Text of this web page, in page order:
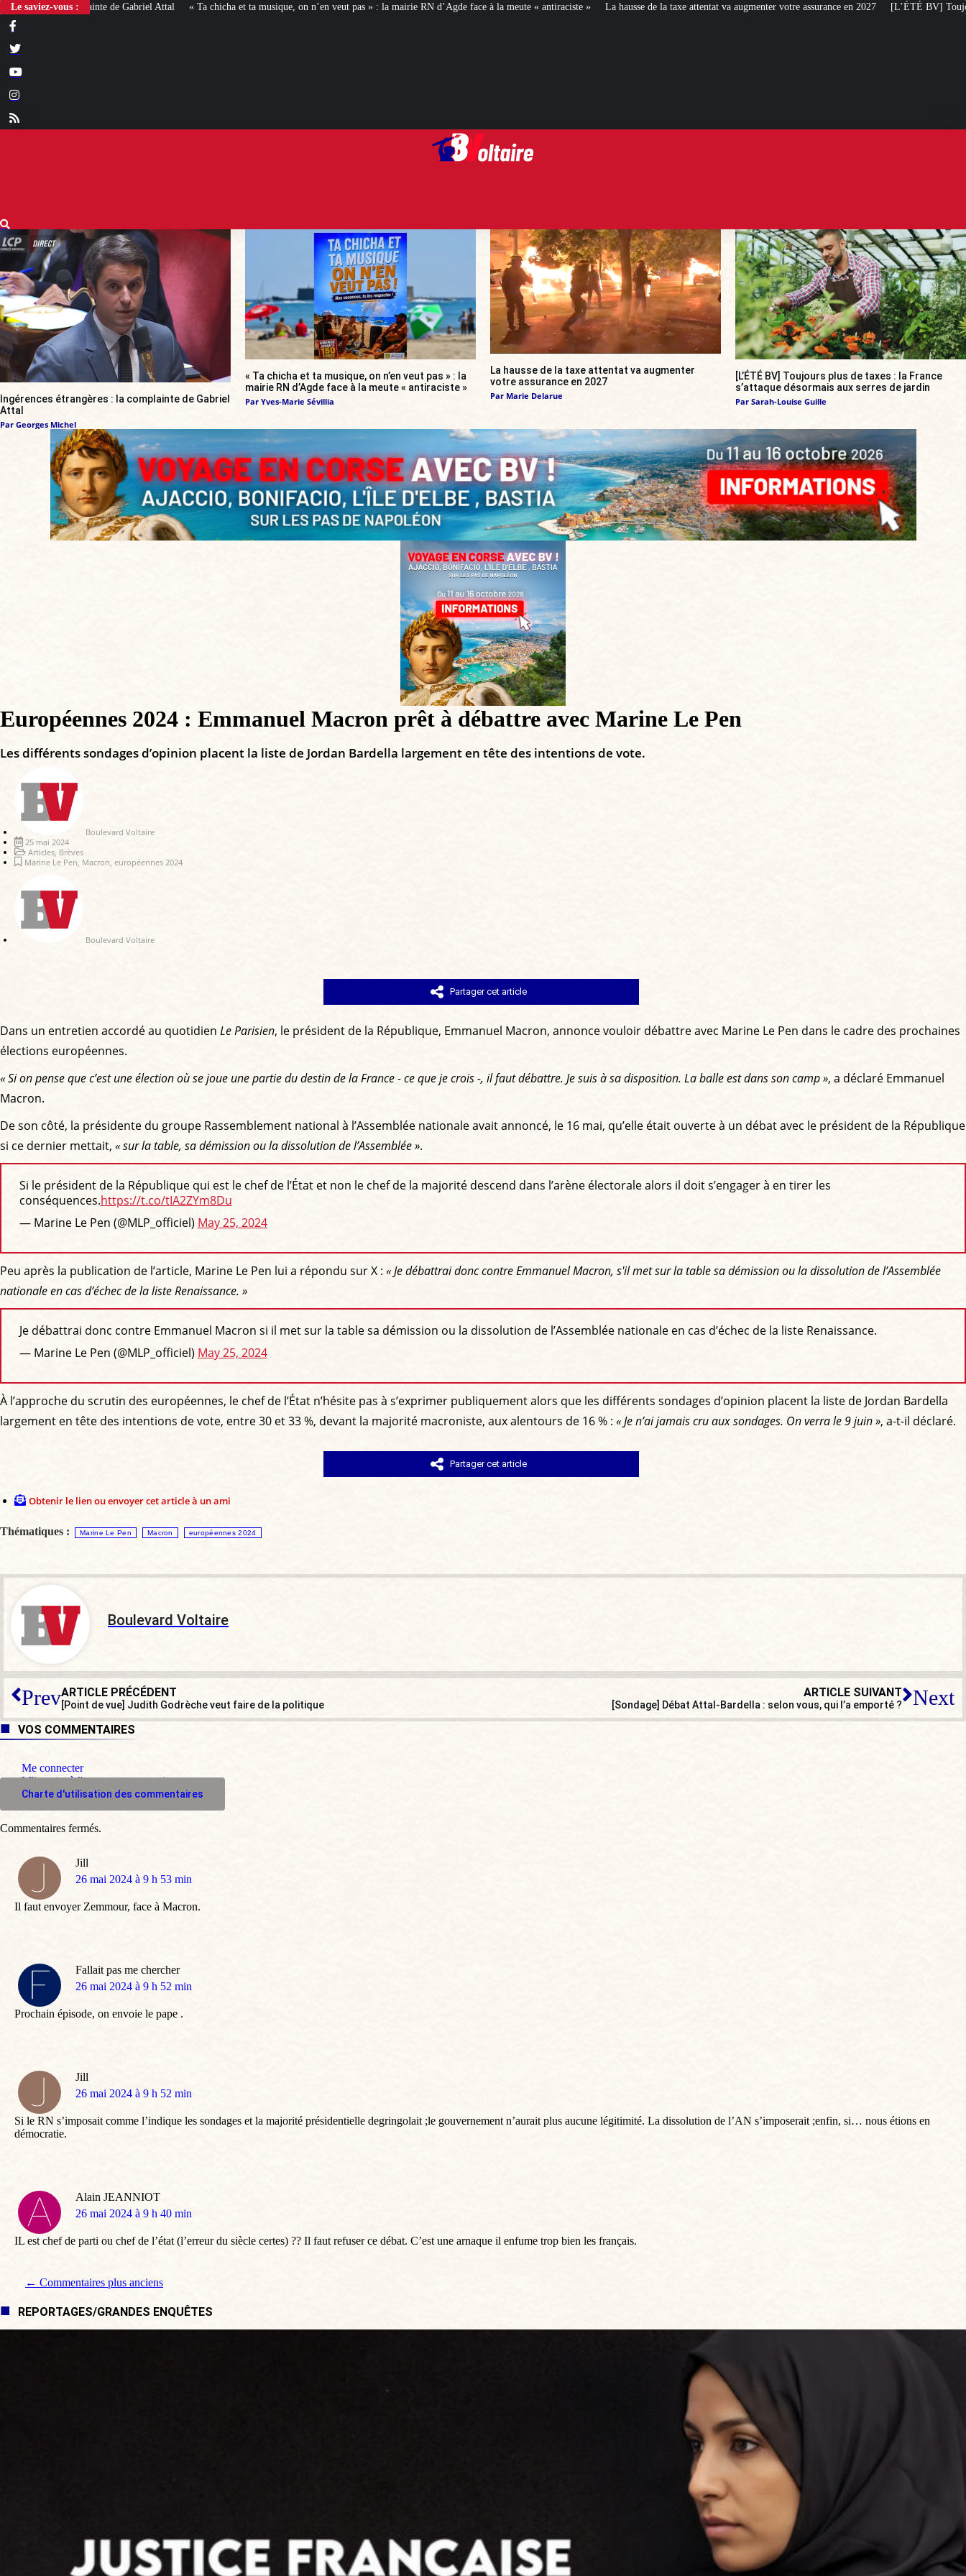
Le saviez-vous :« Ta chicha et ta musique, on n’en veut pas » : la mairie RN d’Agde face à la meute « antiraciste » La hausse de la taxe attentat va augmenter votre assurance en 2027 [L’ÉTÉ BV] Toujours plus de taxes : la
Ingérences étrangères : la complainte de Gabriel
Attal
Par Georges Michel
« Ta chicha et ta musique, on n’en veut pas » : la
mairie RN d’Agde face à la meute « antiraciste »
Par Yves-Marie Sévillia
La hausse de la taxe attentat va augmenter
votre assurance en 2027
Par Marie Delarue
[L’ÉTÉ BV] Toujours plus de taxes : la France
s’attaque désormais aux serres de jardin
Par Sarah-Louise Guille
Européennes 2024 : Emmanuel Macron prêt à débattre avec Marine Le Pen
Les différents sondages d’opinion placent la liste de Jordan Bardella largement en tête des intentions de vote.
Boulevard Voltaire
25 mai 2024
Articles Brèves
Marine Le Pen Macron européennes 2024
Boulevard Voltaire
Partager cet article
Dans un entretien accordé au quotidien Le Parisien, le président de la République, Emmanuel Macron, annonce vouloir débattre avec Marine Le Pen dans le cadre des prochaines
élections européennes.
« Si on pense que c’est une élection où se joue une partie du destin de la France - ce que je crois -, il faut débattre. Je suis à sa disposition. La balle est dans son camp », a déclaré Emmanuel
Macron.
De son côté, la présidente du groupe Rassemblement national à l’Assemblée nationale avait annoncé, le 16 mai, qu’elle était ouverte à un débat avec le président de la République
si ce dernier mettait, « sur la table, sa démission ou la dissolution de l’Assemblée ».
Si le président de la République qui est le chef de l’État et non le chef de la majorité descend dans l’arène électorale alors il doit s’engager à en tirer les
conséquences.https://t.co/tIA2ZYm8Du
— Marine Le Pen (@MLP_officiel) May 25, 2024
Peu après la publication de l’article, Marine Le Pen lui a répondu sur X : « Je débattrai donc contre Emmanuel Macron, s'il met sur la table sa démission ou la dissolution de l’Assemblée
nationale en cas d’échec de la liste Renaissance. »
Je débattrai donc contre Emmanuel Macron si il met sur la table sa démission ou la dissolution de l’Assemblée nationale en cas d’échec de la liste Renaissance.
— Marine Le Pen (@MLP_officiel) May 25, 2024
À l’approche du scrutin des européennes, le chef de l’État n’hésite pas à s’exprimer publiquement alors que les différents sondages d’opinion placent la liste de Jordan Bardella
largement en tête des intentions de vote, entre 30 et 33 %, devant la majorité macroniste, aux alentours de 16 % : « Je n’ai jamais cru aux sondages. On verra le 9 juin », a-t-il déclaré.
Partager cet article
Obtenir le lien ou envoyer cet article à un ami
Thématiques : Marine Le Pen Macron européennes 2024
Boulevard Voltaire
PrevARTICLE PRÉCÉDENT
[Point de vue] Judith Godrèche veut faire de la politique
ARTICLE SUIVANT
[Sondage] Débat Attal-Bardella : selon vous, qui l’a emporté ? Next
VOS COMMENTAIRES
Me connecter
M'inscrire à l'espace commentaire
Charte d'utilisation des commentaires
Jill
dit
26 mai 2024 à 9 h 53 min
Il faut envoyer Zemmour, face à Macron.
Fallait pas me chercher
dit
26 mai 2024 à 9 h 52 min
Prochain épisode, on envoie le pape .
Jill
dit
26 mai 2024 à 9 h 52 min
Si le RN s’imposait comme l’indique les sondages et la majorité présidentielle degringolait ;le gouvernement n’aurait plus aucune légitimité. La dissolution de l’AN s’imposerait ;enfin, si… nous étions en
démocratie.
Alain JEANNIOT
dit
26 mai 2024 à 9 h 40 min
IL est chef de parti ou chef de l’état (l’erreur du siècle certes) ?? Il faut refuser ce débat. C’est une arnaque il enfume trop bien les français.
Navigation de commentaire
← Commentaires plus anciens
Commentaires fermés.
REPORTAGES/GRANDES ENQUÊTES